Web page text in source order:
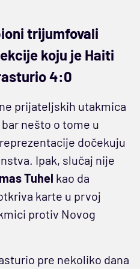
trijumfovali
koju je Haiti
4:0
prijateljskih utakmica
nešto o tome u
dočekuju
Ipak, slučaj nije
Tuhel kao da
karte u prvoj
protiv Novog
pre nekoliko dana